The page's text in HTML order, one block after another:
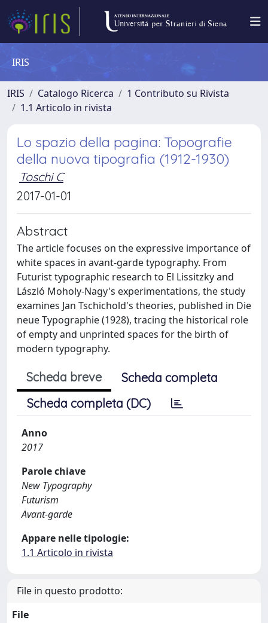
IRIS
IRIS Catalogo Ricerca
1 Contributo su Rivista
1.1 Articolo in rivista
Lo spazio della pagina: Topografie
della nuova tipografia (1912-1930)
Toschi C
2017-01-01
Abstract
The article focuses on the expressive importance of
white spaces in avant-garde typography. From
Futurist typographic research to El Lissitzky and
László Moholy-Nagy's experimentations, the study
examines Jan Tschichold's theories, published in Die
neue Typographie (1928), tracing the historical role
of empty and unprinted spaces for the birth of
modern typography.
Scheda breve
Scheda completa
Scheda completa (DC)
Anno
2017
Parole chiave
New Typography
Futurism
Avant-garde
Appare nelle tipologie:
1.1 Articolo in rivista
File in questo prodotto:
File